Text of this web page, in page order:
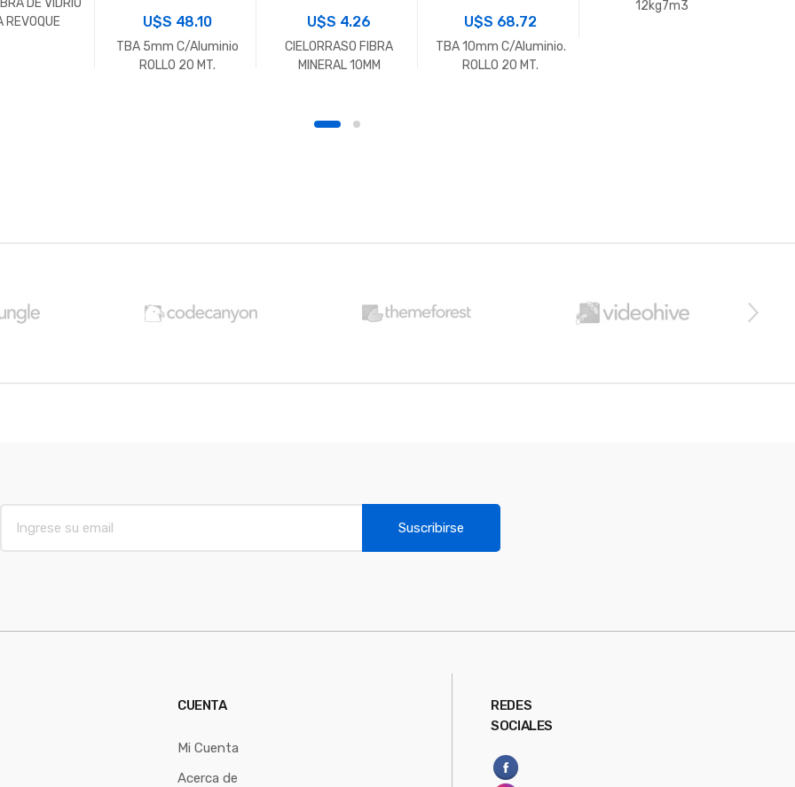
REVOQUE
U$S 48.10
TBA 5mm C/Aluminio
ROLLO 20 MT.
U$S 4.26
CIELORRASO FIBRA
MINERAL 10MM
U$S 68.72
TBA 10mm C/Aluminio.
ROLLO 20 MT.
12kg7m3
a
Suscribirse
CUENTA
Mi Cuenta
Acerca de
REDES
SOCIALES